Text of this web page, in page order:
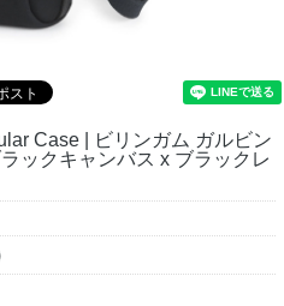
Case | ビリンガム ガルビン
ックキャンバス x ブラックレ